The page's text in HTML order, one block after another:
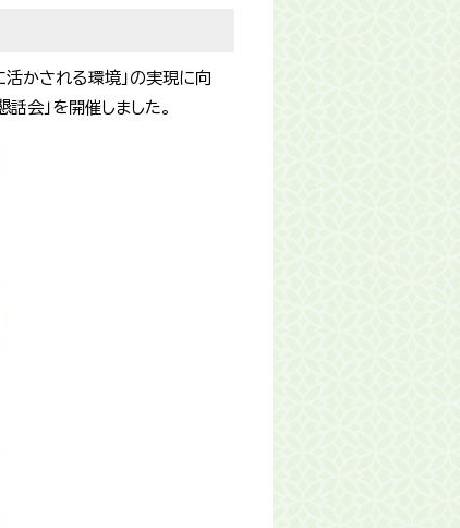
かされる環境」の実現に向
会」を開催しました。